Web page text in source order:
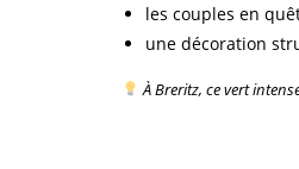
les couples en
une décoration
À Breritz, ce vert